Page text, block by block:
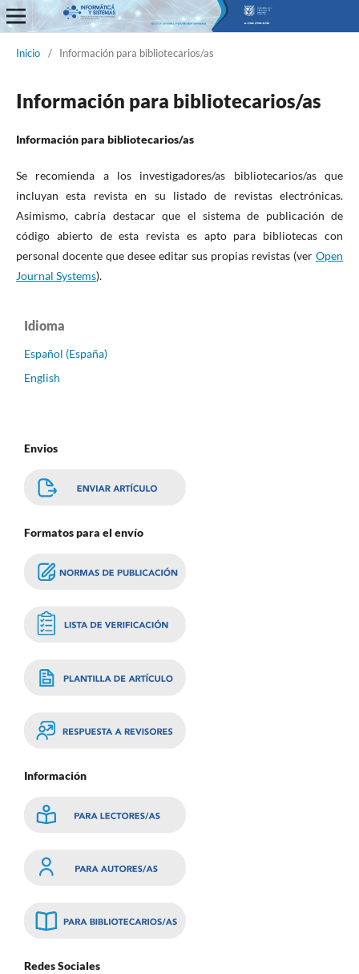
Informática y Sistemas
Inicio / Información para bibliotecarios/as
Información para bibliotecarios/as
Información para bibliotecarios/as
Se recomienda a los investigadores/as bibliotecarios/as que
incluyan esta revista en su listado de revistas electrónicas.
Asimismo, cabría destacar que el sistema de publicación de
código abierto de esta revista es apto para bibliotecas con
personal docente que desee editar sus propias revistas (ver Open
Journal Systems).
Idioma
Español (España)
English
Envios
Formatos para el envío
Información
Redes Sociales